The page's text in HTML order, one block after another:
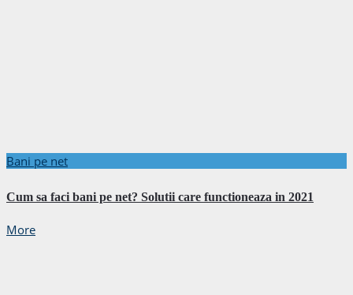
Bani pe net
Cum sa faci bani pe net? Solutii care functioneaza in 2021
More